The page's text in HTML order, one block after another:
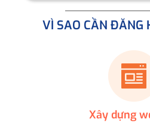
VÌ SAO CẦN ĐĂNG
Xây dựng